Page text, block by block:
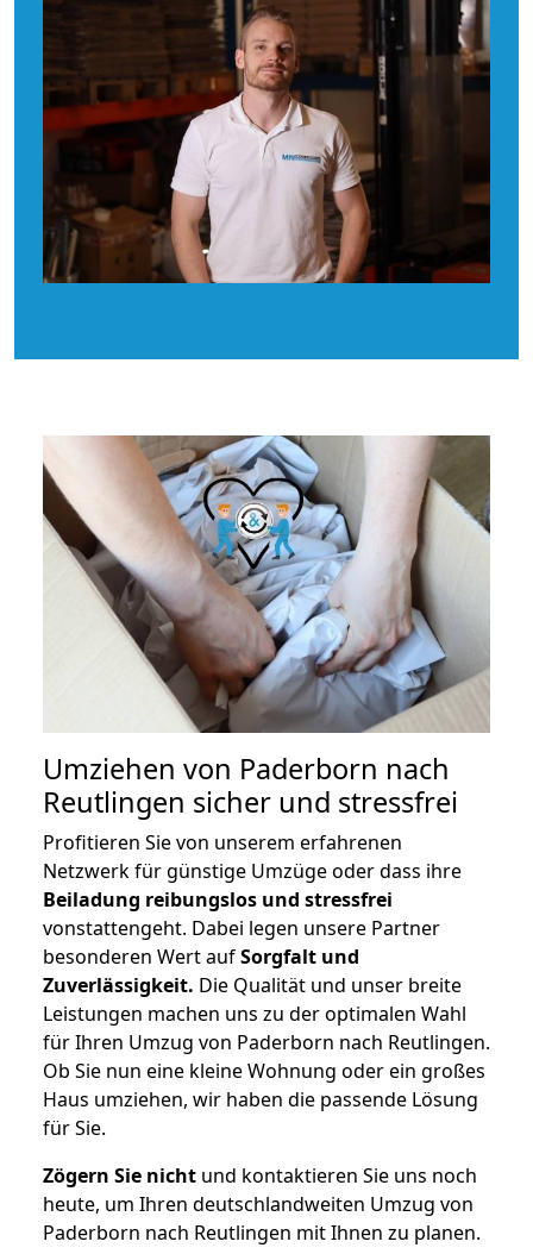
Umziehen von Paderborn nach
Reutlingen sicher und stressfrei
Profitieren Sie von unserem erfahrenen
Netzwerk für günstige Umzüge oder dass ihre
Beiladung reibungslos und stressfrei
vonstattengeht. Dabei legen unsere Partner
besonderen Wert aufSorgfalt und
Zuverlässigkeit. Die Qualität und unser breite
Leistungen machen uns zu der optimalen Wahl
für Ihren Umzug von Paderborn nach Reutlingen.
Ob Sie nun eine kleine Wohnung oder ein großes
Haus umziehen, wir haben die passende Lösung
für Sie.
Zögern Sie nicht und kontaktieren Sie uns noch
heute, um Ihren deutschlandweiten Umzug von
Paderborn nach Reutlingen mit Ihnen zu planen.